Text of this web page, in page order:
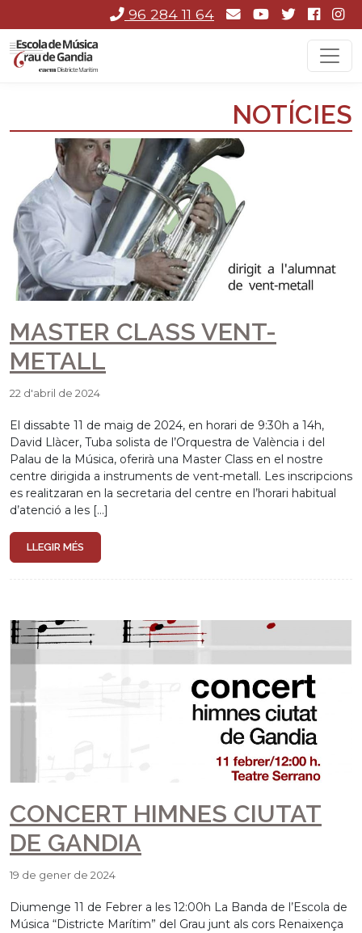
96 284 11 64
NOTÍCIES
MASTER CLASS VENT-
METALL
22 d'abril de 2024
El dissabte 11 de maig de 2024, en horari de 9:30h a 14h,
David Llàcer, Tuba solista de l’Orquestra de València i del
Palau de la Música, oferirà una Master Class en el nostre
centre dirigida a instruments de vent-metall. Les inscripcions
es realitzaran en la secretaria del centre en l’horari habitual
d’atenció a les […]
LLEGIR MÉS
CONCERT HIMNES CIUTAT
DE GANDIA
19 de gener de 2024
Diumenge 11 de Febrer a les 12:00h La Banda de l’Escola de
Música “Districte Marítim” del Grau junt als cors Renaixença